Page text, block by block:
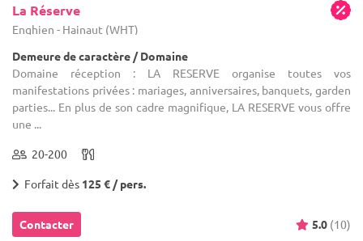
La Réserve
Enghien - Hainaut (WHT)
Demeure de caractère / Domaine
Domaine réception : LA RESERVE organise toutes vos
manifestations privées : mariages, anniversaires, banquets, garden
parties... En plus de son cadre magnifique, LA RESERVE vous offre
une ...
20-200
Forfait dès 125 € / pers.
Contacter 5.0 (10)